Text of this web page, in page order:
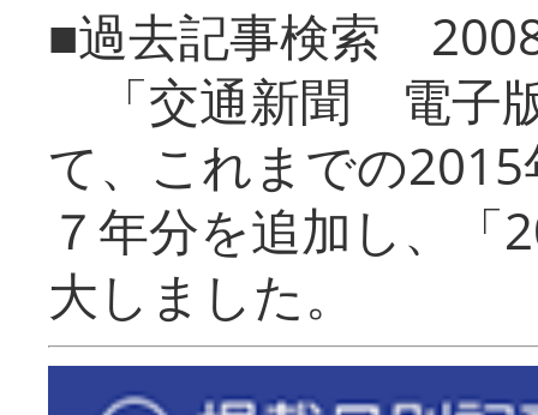
■過去記事検索
「交通新聞 電子
て、これまでの
７年分を追加し、「
大しまし